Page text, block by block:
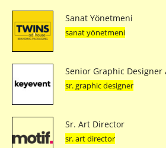
Sanat Yönetmeni
sanat yönetmeni
Senior Graphic Designer
sr. graphic designer
Sr. Art Director
sr. art director